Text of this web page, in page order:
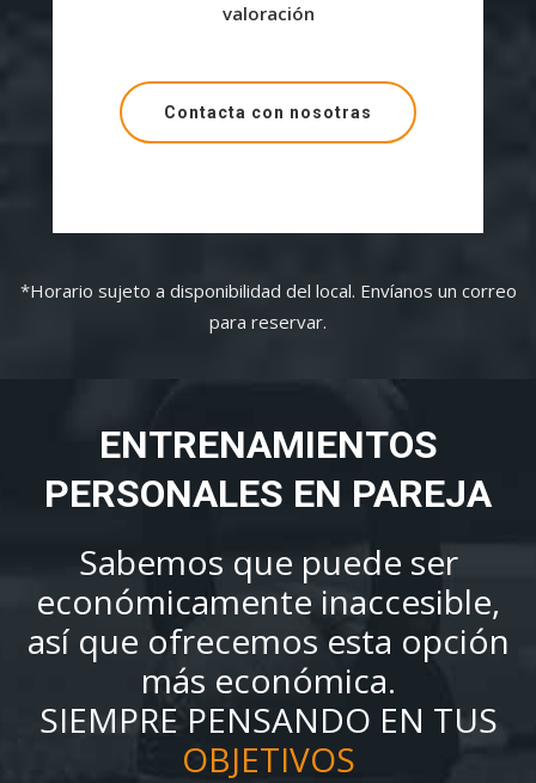
valoración
Contacta con nosotras
*Horario sujeto a disponibilidad del local. Envíanos un correo
para reservar.
ENTRENAMIENTOS
PERSONALES EN PAREJA
Sabemos que puede ser
económicamente inaccesible,
así que ofrecemos esta opción
más económica.
SIEMPRE PENSANDO EN TUS
OBJETIVOS